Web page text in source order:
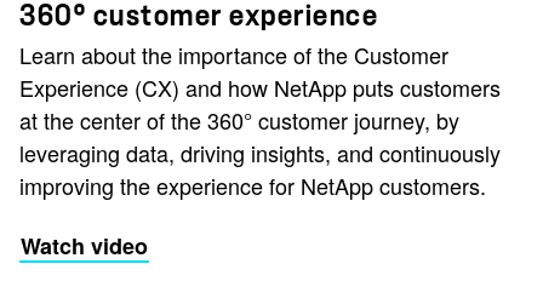
360° customer experience
Learn about the importance of the Customer
Experience (CX) and how NetApp puts customers
at the center of the 360° customer journey, by
leveraging data, driving insights, and continuously
improving the experience for NetApp customers.
Watch video